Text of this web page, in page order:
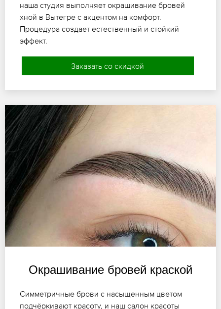
наша студия выполняет окрашивание бровей
хной в Вытегре с акцентом на комфорт.
Процедура создаёт естественный и стойкий
эффект.
Заказать со скидкой
Окрашивание бровей краской
Симметричные брови с насыщенным цветом
подчёркивают красоту, и наш салон красоты